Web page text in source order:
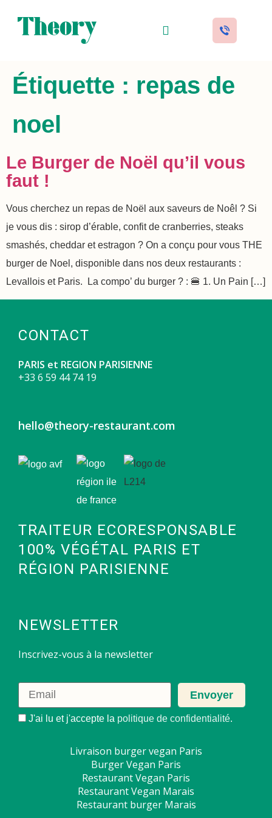
Étiquette : repas de
noel
Le Burger de Noël qu’il vous
faut !
Vous cherchez un repas de Noël aux saveurs de Noêl ? Si
je vous dis : sirop d’érable, confit de cranberries, steaks
smashés, cheddar et estragon ? On a conçu pour vous THE
burger de Noel, disponible dans nos deux restaurants :
Levallois et Paris. La compo’ du burger ? : 🍔 1. Un Pain […]
CONTACT
PARIS et REGION PARISIENNE
+33 6 59 44 74 19
hello@theory-restaurant.com
TRAITEUR ECORESPONSABLE
100% VÉGÉTAL PARIS ET
RÉGION PARISIENNE
NEWSLETTER
Inscrivez-vous à la newsletter
J'ai lu et j'accepte la politique de confidentialité.
Livraison burger vegan Paris
Burger Vegan Paris
Restaurant Vegan Paris
Restaurant Vegan Marais
Restaurant burger Marais